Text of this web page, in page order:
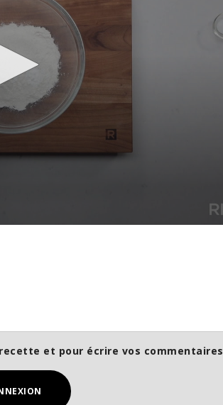
et pour écrire vos commentaires